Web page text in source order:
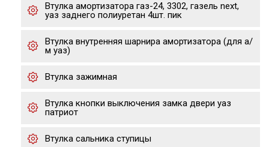
Втулка амортизатора газ-24, 3302, газель next,
уаз заднего полиуретан 4шт. пик
Втулка внутренняя шарнира амортизатора (для а/
м уаз)
Втулка зажимная
Втулка кнопки выключения замка двери уаз
патриот
Втулка сальника ступицы